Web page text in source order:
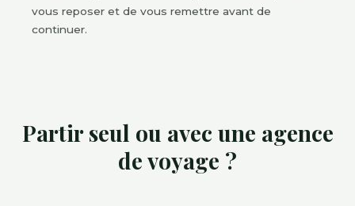
vous reposer et de vous remettre avant de
continuer.
Partir seul ou avec une agence
de voyage ?